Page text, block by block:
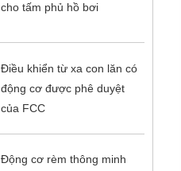
cho tấm phủ hồ bơi
Điều khiển từ xa con lăn có
động cơ được phê duyệt
của FCC
Động cơ rèm thông minh